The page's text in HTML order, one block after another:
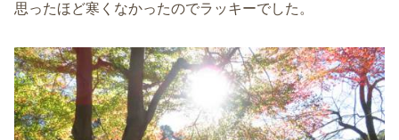
思ったほど寒くなかったのでラッキーでした。